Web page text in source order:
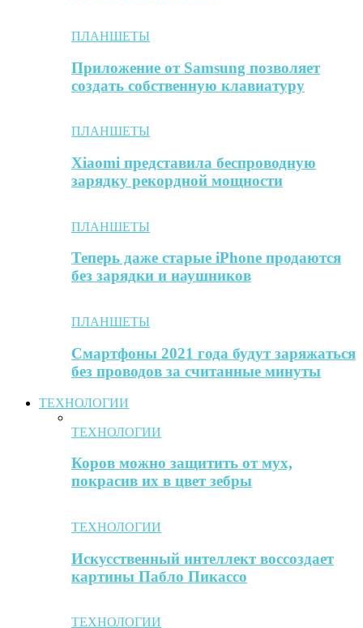
ПЛАНШЕТЫ
Приложение от Samsung позволяет
создать собственную клавиатуру
ПЛАНШЕТЫ
Xiaomi представила беспроводную
зарядку рекордной мощности
ПЛАНШЕТЫ
Теперь даже старые iPhone продаются
без зарядки и наушников
ПЛАНШЕТЫ
Смартфоны 2021 года будут заряжаться
без проводов за считанные минуты
ТЕХНОЛОГИИ
ТЕХНОЛОГИИ
Коров можно защитить от мух,
покрасив их в цвет зебры
ТЕХНОЛОГИИ
Искусственный интеллект воссоздает
картины Пабло Пикассо
ТЕХНОЛОГИИ